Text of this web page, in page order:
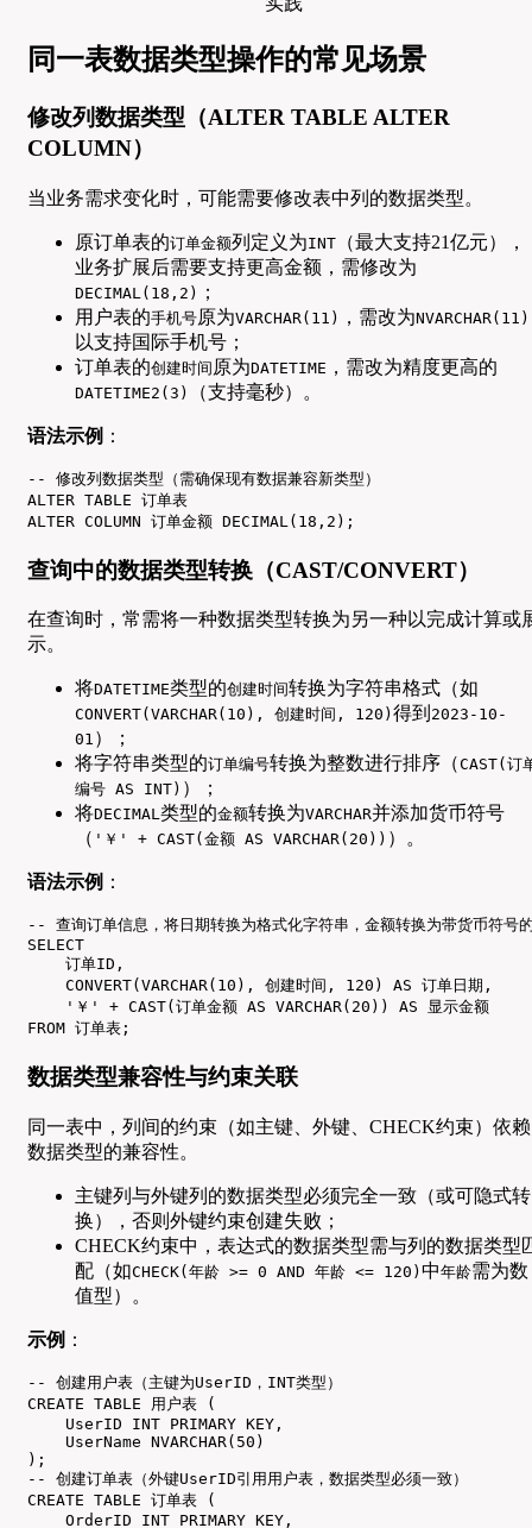
同一表数据类型操作的常见场景
修改列数据类型（ALTER TABLE ALTER
COLUMN）
当业务需求变化时，可能需要修改表中列的数据类型。
原订单表的订单金额列定义为INT （最大支持21亿元），
业务扩展后需要支持更高金额，需修改为
DECIMAL(18,2)
；
用户表的手机号原为VARCHAR(11) ，需改为NVARCHAR(11)
以支持国际手机号；
订单表的创建时间 原为DATETIME ，需改为精度更高的
DATETIME2(3) （支持毫秒）。
语法示例 ：
-- 修改列数据类型（需确保现有数据兼容新类型）
ALTER TABLE 订单表
ALTER COLUMN 订单金额 DECIMAL(18,2);
查询中的数据类型转换（CAST/CONVERT）
在查询时，常需将一种数据类型转换为另一种以完成计算或
示。
将DATETIME类型的创建时间转换为字符串格式（如
CONVERT(VARCHAR(10), 创建时间, 120) 得到 2023-10-
01 ）；
将字符串类型的订单编号转换为整数进行排序（CAST(订
编号 AS INT) ）；
将DECIMAL类型的金额转换为VARCHAR并添加货币符号
（ '￥' + CAST(金额 AS VARCHAR(20)) ）。
语法示例 ：
-- 查询订单信息，将日期转换为格式化字符串，金额转换为带货币符号
SELECT
    订单ID,
    CONVERT(VARCHAR(10), 创建时间, 120) AS 订单日期,
    '￥' + CAST(订单金额 AS VARCHAR(20)) AS 显示金额
FROM 订单表;
数据类型兼容性与约束关联
同一表中，列间的约束（如主键、外键、CHECK约束）依赖
数据类型的兼容性。
主键列与外键列的数据类型必须完全一致（或可隐式转
换），否则外键约束创建失败；
CHECK约束中，表达式的数据类型需与列的数据类型
配（如CHECK(年龄 >= 0 AND 年龄 <= 120) 中年龄需为数
值型）。
示例 ：
-- 创建用户表（主键为UserID，INT类型）
CREATE TABLE 用户表 (
    UserID INT PRIMARY KEY,
    UserName NVARCHAR(50)
);
-- 创建订单表（外键UserID引用用户表，数据类型必须一致）
CREATE TABLE 订单表 (
    OrderID INT PRIMARY KEY,